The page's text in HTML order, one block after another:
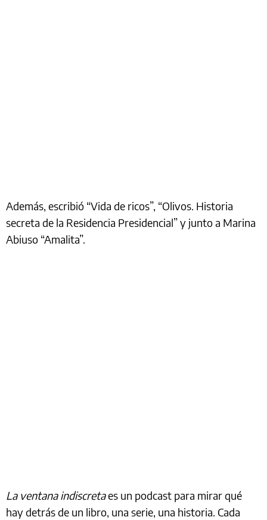
Además, escribió “Vida de ricos”, “Olivos. Historia
secreta de la Residencia Presidencial” y junto a Marina
Abiuso “Amalita”.
La ventana indiscretaes un podcast para mirar qué
hay detrás de un libro, una serie, una historia. Cada